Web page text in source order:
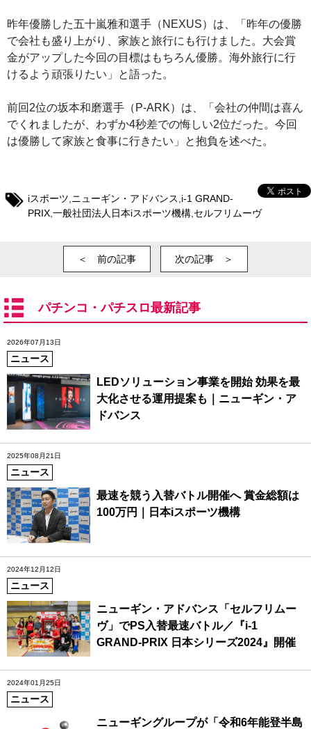
昨年優勝した五十嵐雅和選手（NEXUS）は、「昨年の優勝
で会社も盛り上がり、家族と旅行にも行けました。大会賞
金がアップした今回の目標はもちろん優勝。海外旅行に行
けるよう頑張りたい」と語った。
前回2位の坂本和磨選手（P-ARK）は、「会社の仲間は喜ん
でくれましたが、わずか4秒差での悔しい2位だった。今回
は優勝して家族と食事に行きたい」と抱負を述べた。
iスポーツ ニューギン・アドバンス i‐1 GRAND-
PRIX 一般社団法人日本iスポーツ機構 セルフリムーヴ
＜ 前の記事 次の記事 ＞
パチンコ・パチスロ最新記事
2026年07月13日
ニュース
LEDソリューション事業を開始 効果を最
大化させる運用提案も｜ニューギン・ア
ドバンス
2025年08月21日
ニュース
最速を競う入替バトル開催へ 賞金総額は
100万円｜日本iスポーツ機構
2024年12月12日
ニュース
ニューギン・アドバンス「セルフリムー
ヴ」でPS入替最速バトル／『i‐1
GRAND-PRIX 日本シリーズ2024』開催
2024年01月25日
ニュース
ニューギングループが「令和6年能登半島